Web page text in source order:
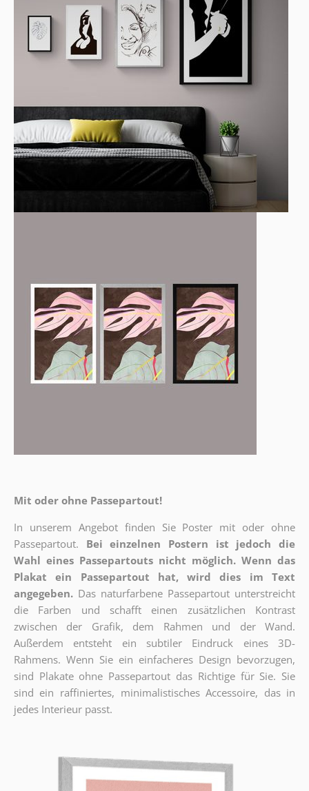
Mit oder ohne Passepartout!
In unserem Angebot finden Sie Poster mit oder ohne
Passepartout.
Bei einzelnen Postern ist jedoch die
Wahl eines Passepartouts nicht möglich. Wenn das
Plakat ein Passepartout hat, wird dies im Text
angegeben. Das naturfarbene Passepartout unterstreicht
die Farben und schafft einen zusätzlichen Kontrast
zwischen der Grafik, dem Rahmen und der Wand.
Außerdem entsteht ein subtiler Eindruck eines 3D-
Rahmens. Wenn Sie ein einfacheres Design bevorzugen,
sind Plakate ohne Passepartout das Richtige für Sie. Sie
sind ein raffiniertes, minimalistisches Accessoire, das in
jedes Interieur passt.